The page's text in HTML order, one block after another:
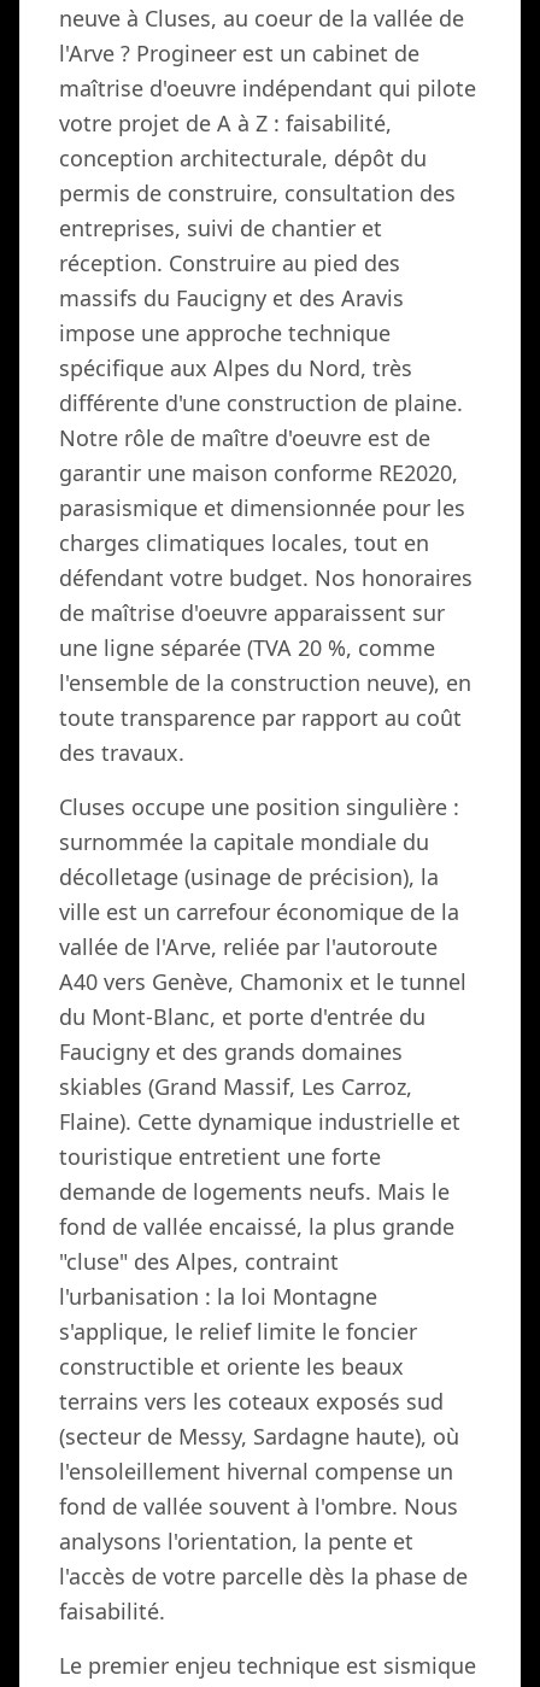
neuve à Cluses, au coeur de la vallée de
l'Arve ? Progineer est un cabinet de
maîtrise d'oeuvre indépendant qui pilote
votre projet de A à Z : faisabilité,
conception architecturale, dépôt du
permis de construire, consultation des
entreprises, suivi de chantier et
réception. Construire au pied des
massifs du Faucigny et des Aravis
impose une approche technique
spécifique aux Alpes du Nord, très
différente d'une construction de plaine.
Notre rôle de maître d'oeuvre est de
garantir une maison conforme RE2020,
parasismique et dimensionnée pour les
charges climatiques locales, tout en
défendant votre budget. Nos honoraires
de maîtrise d'oeuvre apparaissent sur
une ligne séparée (TVA 20 %, comme
l'ensemble de la construction neuve), en
toute transparence par rapport au coût
des travaux.
Cluses occupe une position singulière :
surnommée la capitale mondiale du
décolletage (usinage de précision), la
ville est un carrefour économique de la
vallée de l'Arve, reliée par l'autoroute
A40 vers Genève, Chamonix et le tunnel
du Mont-Blanc, et porte d'entrée du
Faucigny et des grands domaines
skiables (Grand Massif, Les Carroz,
Flaine). Cette dynamique industrielle et
touristique entretient une forte
demande de logements neufs. Mais le
fond de vallée encaissé, la plus grande
"cluse" des Alpes, contraint
l'urbanisation : la loi Montagne
s'applique, le relief limite le foncier
constructible et oriente les beaux
terrains vers les coteaux exposés sud
(secteur de Messy, Sardagne haute), où
l'ensoleillement hivernal compense un
fond de vallée souvent à l'ombre. Nous
analysons l'orientation, la pente et
l'accès de votre parcelle dès la phase de
faisabilité.
Le premier enjeu technique est sismique